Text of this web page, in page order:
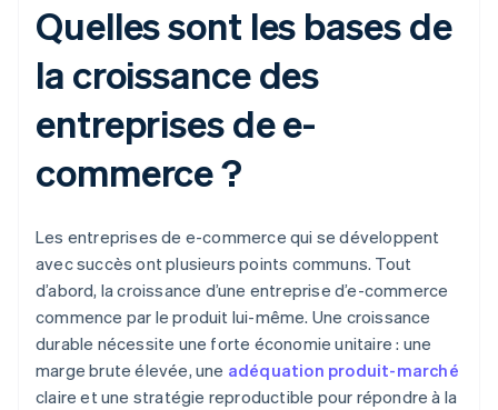
Quelles sont les bases de
la croissance des
entreprises de e-
commerce ?
Les entreprises de e-commerce qui se développent
avec succès ont plusieurs points communs. Tout
d’abord, la croissance d’une entreprise d’e-commerce
commence par le produit lui-même. Une croissance
durable nécessite une forte économie unitaire : une
marge brute élevée, une adéquation produit-marché
claire et une stratégie reproductible pour répondre à la